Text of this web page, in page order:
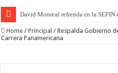
David Monreal refrenda en la SEFIN
Home / Principal / Respalda Gobierno
Carrera Panamericana